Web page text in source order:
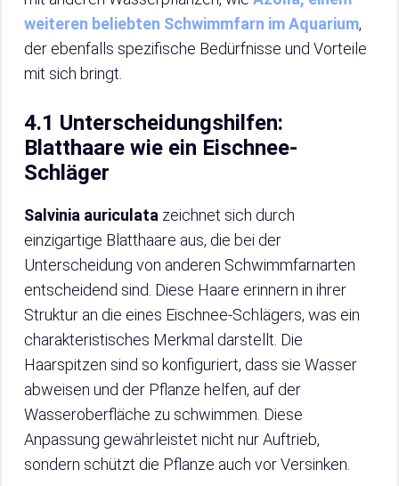
weiteren beliebten Schwimmfarn im Aquarium,
der ebenfalls spezifische Bedürfnisse und Vorteile
mit sich bringt.
4.1 Unterscheidungshilfen:
Blatthaare wie ein Eischnee-
Schläger
Salvinia auriculata zeichnet sich durch
einzigartige Blatthaare aus, die bei der
Unterscheidung von anderen Schwimmfarnarten
entscheidend sind. Diese Haare erinnern in ihrer
Struktur an die eines Eischnee-Schlägers, was ein
charakteristisches Merkmal darstellt. Die
Haarspitzen sind so konfiguriert, dass sie Wasser
abweisen und der Pflanze helfen, auf der
Wasseroberfläche zu schwimmen. Diese
Anpassung gewährleistet nicht nur Auftrieb,
sondern schützt die Pflanze auch vor Versinken.